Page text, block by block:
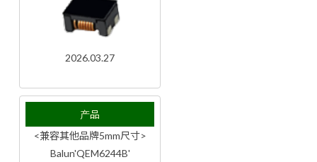
2026.03.27
产品
<兼容其他品牌5mm尺寸>
Balun'QEM6244B'